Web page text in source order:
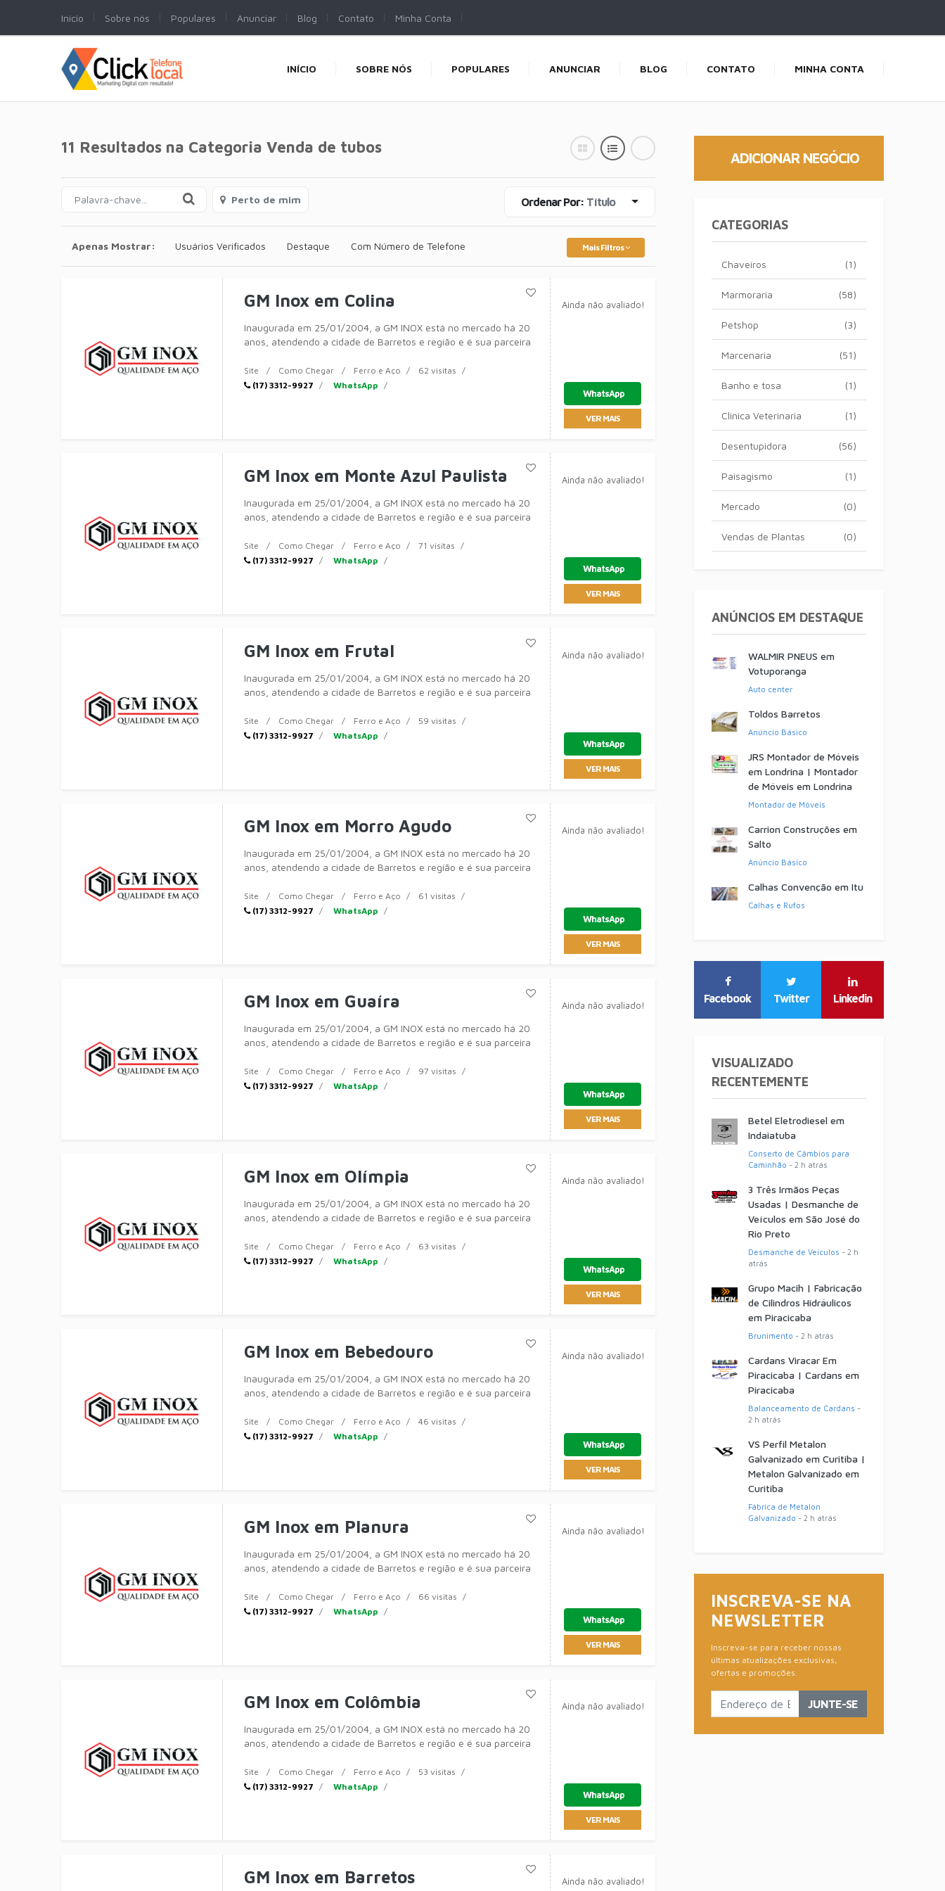
Início Sobre nós Populares Anunciar Blog Contato Minha Conta
INÍCIO SOBRE NÓS POPULARES ANUNCIAR BLOG CONTATO MINHA CONTA
11 Resultados na Categoria Venda de tubos
Perto de mim Ordenar Por: Título
Apenas Mostrar: Usuários Verificados Destaque Com Número de Telefone Mais Filtros
GM Inox em Colina
Inaugurada em 25/01/2004, a GM INOX está no mercado há 20
anos, atendendo a cidade de Barretos e região e é sua parceira
Site Como Chegar Ferro e Aço
62 visitas
(17) 3312-9927
WhatsApp
Ainda não avaliado!
WhatsApp
VER MAIS
GM Inox em Monte Azul Paulista
Inaugurada em 25/01/2004, a GM INOX está no mercado há 20
anos, atendendo a cidade de Barretos e região e é sua parceira
Site Como Chegar Ferro e Aço
71 visitas
(17) 3312-9927
WhatsApp
Ainda não avaliado!
WhatsApp
VER MAIS
GM Inox em Frutal
Inaugurada em 25/01/2004, a GM INOX está no mercado há 20
anos, atendendo a cidade de Barretos e região e é sua parceira
Site Como Chegar Ferro e Aço
59 visitas
(17) 3312-9927
WhatsApp
Ainda não avaliado!
WhatsApp
VER MAIS
GM Inox em Morro Agudo
Inaugurada em 25/01/2004, a GM INOX está no mercado há 20
anos, atendendo a cidade de Barretos e região e é sua parceira
Site Como Chegar Ferro e Aço
61 visitas
(17) 3312-9927
WhatsApp
Ainda não avaliado!
WhatsApp
VER MAIS
GM Inox em Guaíra
Inaugurada em 25/01/2004, a GM INOX está no mercado há 20
anos, atendendo a cidade de Barretos e região e é sua parceira
Site Como Chegar Ferro e Aço
97 visitas
(17) 3312-9927
WhatsApp
Ainda não avaliado!
WhatsApp
VER MAIS
GM Inox em Olímpia
Inaugurada em 25/01/2004, a GM INOX está no mercado há 20
anos, atendendo a cidade de Barretos e região e é sua parceira
Site Como Chegar Ferro e Aço
63 visitas
(17) 3312-9927
WhatsApp
Ainda não avaliado!
WhatsApp
VER MAIS
GM Inox em Bebedouro
Inaugurada em 25/01/2004, a GM INOX está no mercado há 20
anos, atendendo a cidade de Barretos e região e é sua parceira
Site Como Chegar Ferro e Aço
46 visitas
(17) 3312-9927
WhatsApp
Ainda não avaliado!
WhatsApp
VER MAIS
GM Inox em Planura
Inaugurada em 25/01/2004, a GM INOX está no mercado há 20
anos, atendendo a cidade de Barretos e região e é sua parceira
Site Como Chegar Ferro e Aço
66 visitas
(17) 3312-9927
WhatsApp
Ainda não avaliado!
WhatsApp
VER MAIS
GM Inox em Colômbia
Inaugurada em 25/01/2004, a GM INOX está no mercado há 20
anos, atendendo a cidade de Barretos e região e é sua parceira
Site Como Chegar Ferro e Aço
53 visitas
(17) 3312-9927
WhatsApp
Ainda não avaliado!
WhatsApp
VER MAIS
GM Inox em Barretos Ainda não avaliado!
ADICIONAR NEGÓCIO
CATEGORIAS
(1)
Chaveiros
(58)
Marmoraria
(3)
Petshop
(51)
Marcenaria
(1)
Banho e tosa
(1)
Clinica Veterinaria
(56)
Desentupidora
(1)
Paisagismo
(0)
Mercado
(0)
Vendas de Plantas
ANÚNCIOS EM DESTAQUE
WALMIR PNEUS em
Votuporanga
Auto center
Toldos Barretos
Anúncio Básico
JRS Montador de Móveis
em Londrina | Montador
de Móveis em Londrina
Montador de Móveis
Carrion Construções em
Salto
Anúncio Básico
Calhas Convenção em Itu
Calhas e Rufos
Facebook Twitter Linkedin
VISUALIZADO
RECENTEMENTE
Betel Eletrodiesel em
Indaiatuba
Conserto de Câmbios para
Caminhão - 2 h atrás
3 Três Irmãos Peças
Usadas | Desmanche de
Veículos em São José do
Rio Preto
Desmanche de Veículos - 2 h
atrás
Grupo Macih | Fabricação
de Cilindros Hidráulicos
em Piracicaba
Brunimento - 2 h atrás
Cardans Viracar Em
Piracicaba | Cardans em
Piracicaba
Balanceamento de Cardans -
2 h atrás
VS Perfil Metalon
Galvanizado em Curitiba |
Metalon Galvanizado em
Curitiba
Fábrica de Metalon
Galvanizado - 2 h atrás
INSCREVA-SE NA
NEWSLETTER
Inscreva-se para receber nossas
últimas atualizações exclusivas,
ofertas e promoções.
JUNTE-SE